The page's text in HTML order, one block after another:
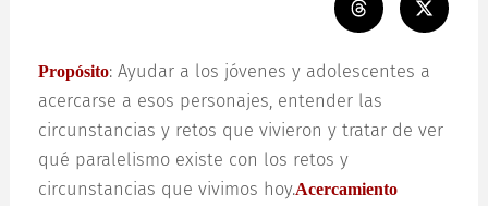
Propósito: Ayudar a los jóvenes y adolescentes a
acercarse a esos personajes, entender las
circunstancias y retos que vivieron y tratar de ver
qué paralelismo existe con los retos y
circunstancias que vivimos hoy.Acercamiento